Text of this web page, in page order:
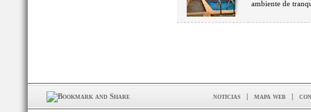
ambiente de
noticias | mapa web |